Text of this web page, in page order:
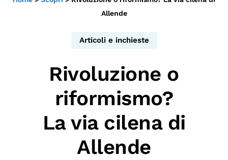
LA FONDAZIONE
Persone
Archivio
Archivi del presente
Allende
Articoli e inchieste
Rivoluzione o
riformismo?
La via cilena di
Allende